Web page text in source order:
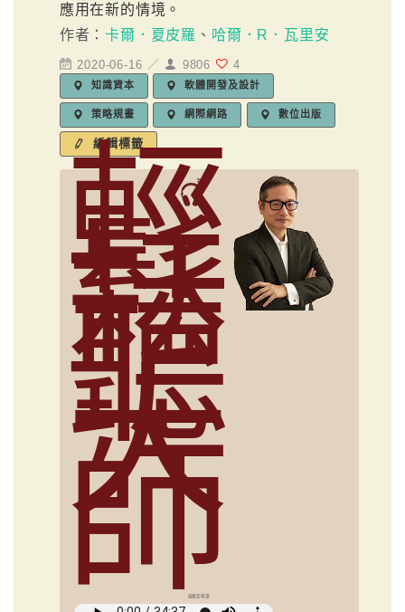
應用在新的情境。
作者：卡爾．夏皮羅 、 哈爾．R．瓦里安
2020-06-16 ／ 9806 4
知識資本 軟體開發及設計
策略規畫 網際網路 數位出版
編輯標籤
輕
鬆
聽
大
師
俞國定導讀